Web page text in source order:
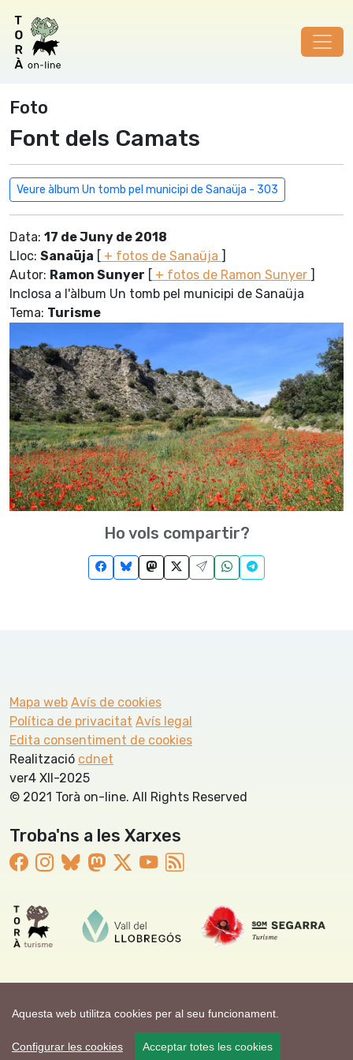
Aquesta web utilitza cookies per al seu funcionament.
Configurar les cookies Acceptar totes les cookies
Foto
Font dels Camats
Veure àlbum Un tomb pel municipi de Sanaüja - 303
Data: 17 de Juny de 2018
Lloc: Sanaüja [ + fotos de Sanaüja ]
Autor: Ramon Sunyer [ + fotos de Ramon Sunyer ]
Inclosa a l'àlbum Un tomb pel municipi de Sanaüja
Tema: Turisme
Ho vols compartir?
Mapa web Avís de cookies
Política de privacitat Avís legal
Edita consentiment de cookies
Realització cdnet
ver4 XII-2025
© 2021 Torà on-line. All Rights Reserved
Troba'ns a les Xarxes